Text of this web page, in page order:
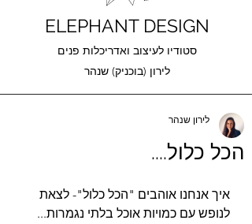
ELEPHANT DESIGN
סטודיו לעיצוב ואדריכלות פנים
לירון (בוכניק) שנהר
הכל כלול....
לירון שנהר
איך אנחנו אוהבים "הכל כלול"- לצאת
לנופש עם כמויות אוכל בלתי נגמרות...